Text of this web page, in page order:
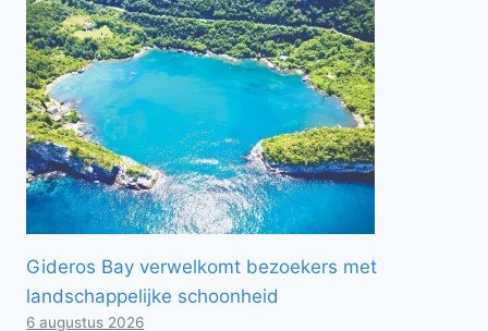
Gideros Bay verwelkomt bezoekers met
landschappelijke schoonheid
6 augustus 2026